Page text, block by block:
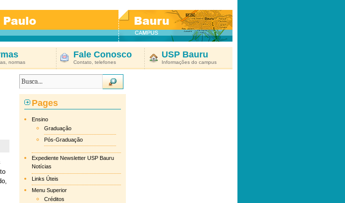
normas
Fale Conosco
Contato, telefones
USP Bauru
Informações do campus
Pages
Ensino
Graduação
Pós-Graduação
Expediente Newsletter USP Bauru
Notícias
Links Úteis
Menu Superior
Créditos